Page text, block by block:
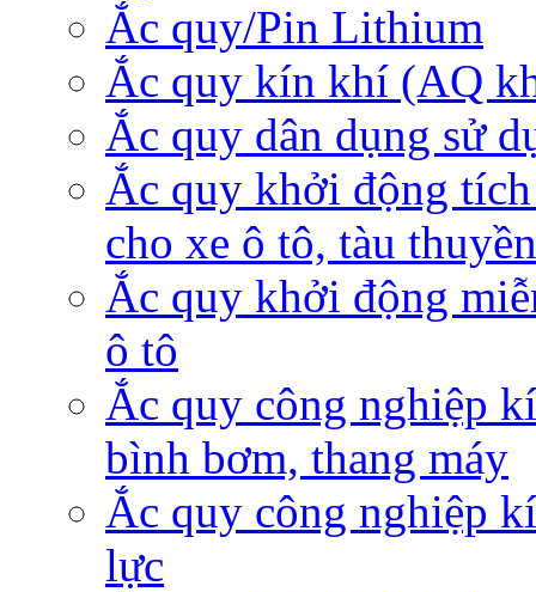
Ắc quy/Pin Lithium
Ắc quy kín khí (AQ
Ắc quy dân dụng sử
Ắc quy khởi động
cho xe ô tô, tàu thuyền
Ắc quy khởi động
ô tô
Ắc quy công nghiệp
bình bơm, thang máy
Ắc quy công nghiệp
lực